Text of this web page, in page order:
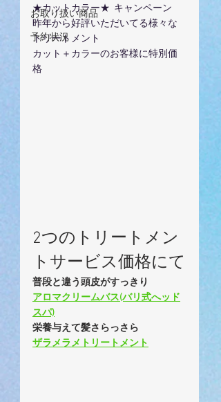
お取り扱い商品
予約状況
★カットカラー★  キャンペーン
昨年から好評いただいてる様々な
トリートメント
カット＋カラーのお客様に特別価
格
2つのトリートメン
トサービス価格にて
普段と違う頭皮がすっきり
アロマクリームバス(バリ式へッド
スパ)
栄養与えて髪さらっさら
ザラメラメトリートメント